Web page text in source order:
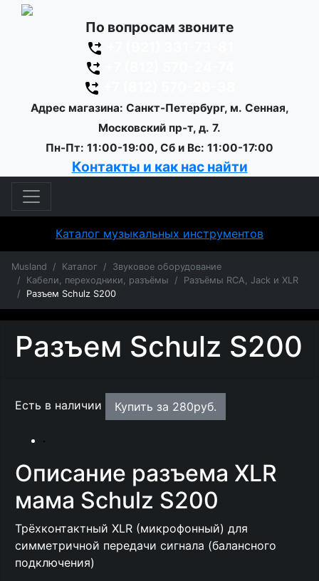
По вопросам звоните
Адрес магазина: Санкт-Петербург, м. Сенная,
Московский пр-т, д. 7.
Пн-Пт: 11:00-19:00, Сб и Вс: 11:00-17:00
Контакты и как нас найти
Каталог музыкальных инструментов
Musland Каталог
Звуковое оборудование
Кабели, переходники, разъёмы
Разъёмы RCA, Jack и XLR
Разъем Schulz S200
Разъем Schulz S200
Есть в наличии Купить за 280руб.
Описание разъема XLR
мама Schulz S200
Трёхконтактный XLR (микрофонный) для
симметричной передачи сигнала (балансного
подключения)